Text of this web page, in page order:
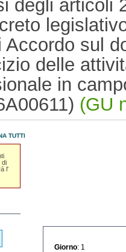
degli articoli
sul
delle
in
(GU
TUTTI
di
l'
Giorno : 1